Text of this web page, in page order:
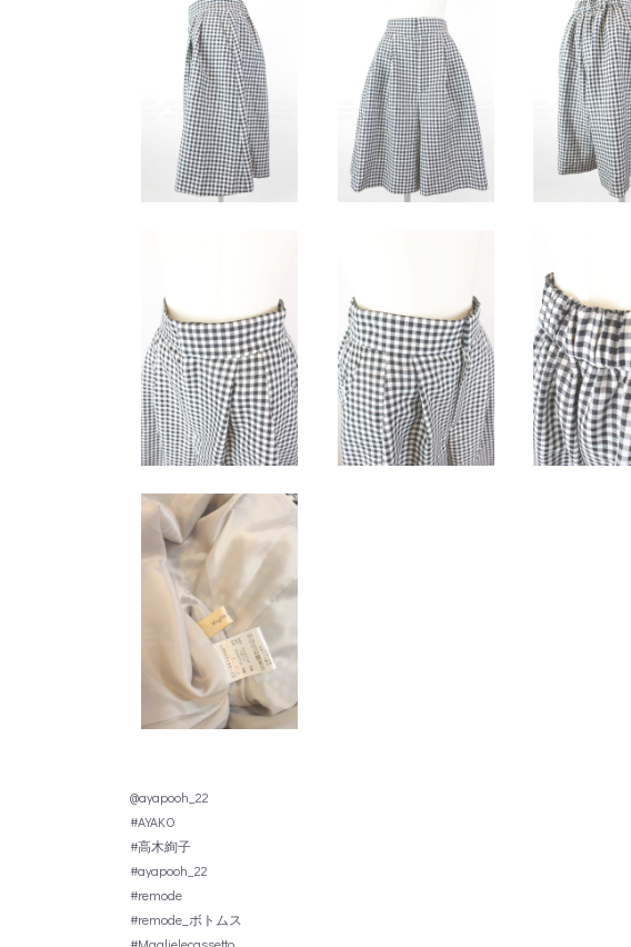
@ayapooh_22
#AYAKO
#高木絢子
#ayapooh_22
#remode
#remode_ボトムス
#Maglielecassetto